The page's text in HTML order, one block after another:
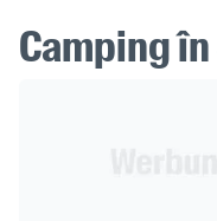
Camping în